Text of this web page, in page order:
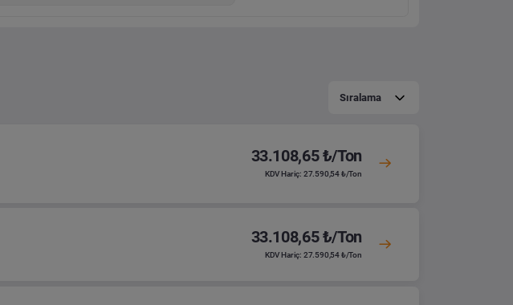
Sıralama
33.108,65 ₺/Ton
KDV Hariç: 27.590,54 ₺/Ton
33.108,65 ₺/Ton
KDV Hariç: 27.590,54 ₺/Ton